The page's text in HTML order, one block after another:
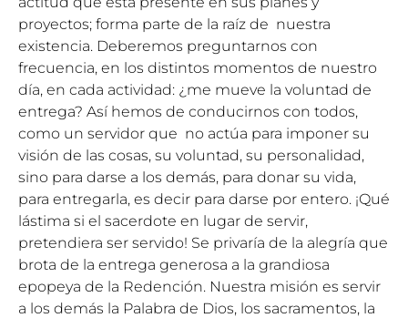
proyectos; forma parte de la raíz de nuestra
existencia. Deberemos preguntarnos con
frecuencia, en los distintos momentos de nuestro
día, en cada actividad: ¿me mueve la voluntad de
entrega? Así hemos de conducirnos con todos,
como un servidor que no actúa para imponer su
visión de las cosas, su voluntad, su personalidad,
sino para darse a los demás, para donar su vida,
para entregarla, es decir para darse por entero. ¡Qué
lástima si el sacerdote en lugar de servir,
pretendiera ser servido! Se privaría de la alegría que
brota de la entrega generosa a la grandiosa
epopeya de la Redención. Nuestra misión es servir
a los demás la Palabra de Dios, los sacramentos, la